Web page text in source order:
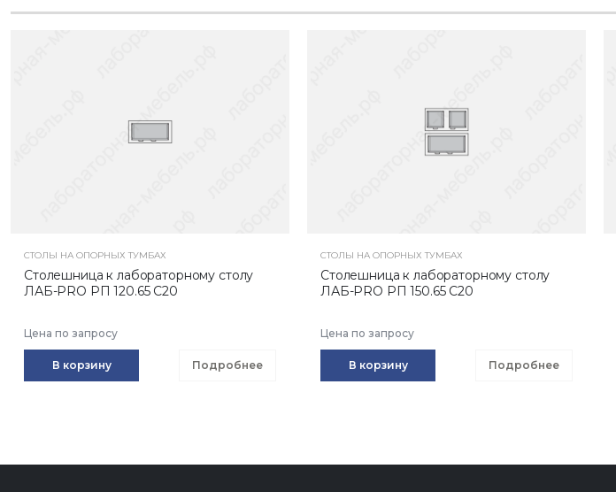
СТОЛЫ НА ОПОРНЫХ ТУМБАХ
Столешница к лабораторному столу
ЛАБ-PRO РП 120.65 С20
Цена по запросу
В корзину Подробнее
СТОЛЫ НА ОПОРНЫХ ТУМБАХ
Столешница к лабораторному столу
ЛАБ-PRO РП 150.65 С20
Цена по запросу
В корзину Подробнее